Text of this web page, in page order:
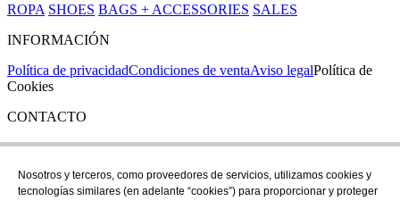
ROPA SHOES BAGS + ACCESSORIES SALES
INFORMACIÓN
Política de privacidadCondiciones de ventaAviso legalPolítica de
Cookies
CONTACTO
Si tienes cualquier duda puedes contactar con nosotros en nuestra
TEL: +34 972 21 30 04
Nosotros y terceros, como proveedores de servicios, utilizamos cookies y
tecnologías similares (en adelante “cookies”) para proporcionar y proteger